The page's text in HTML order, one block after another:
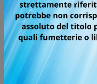
Nome*